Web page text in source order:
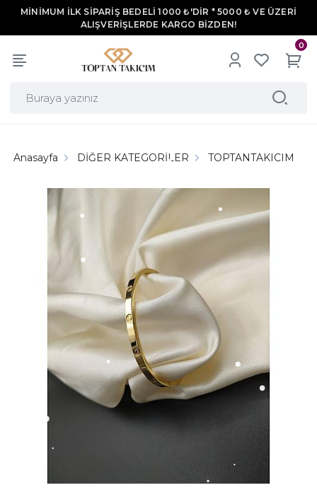
MİNİMUM İLK SİPARİŞ BEDELİ 1000 ₺'DİR * 5000 ₺ VE ÜZERİ
ALIŞVERİŞLERDE KARGO BİZDEN!
0
Anasayfa DİĞER KATEGORİLER TOPTANTAKICIM